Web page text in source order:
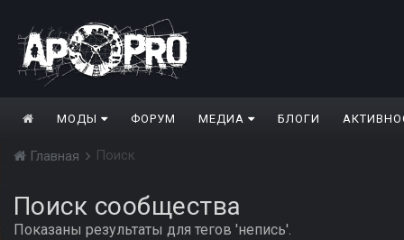
МОДЫ ФОРУМ МЕДИА БЛОГИ
Главная Поиск
Поиск сообщества
Показаны результаты для тегов 'непись'.